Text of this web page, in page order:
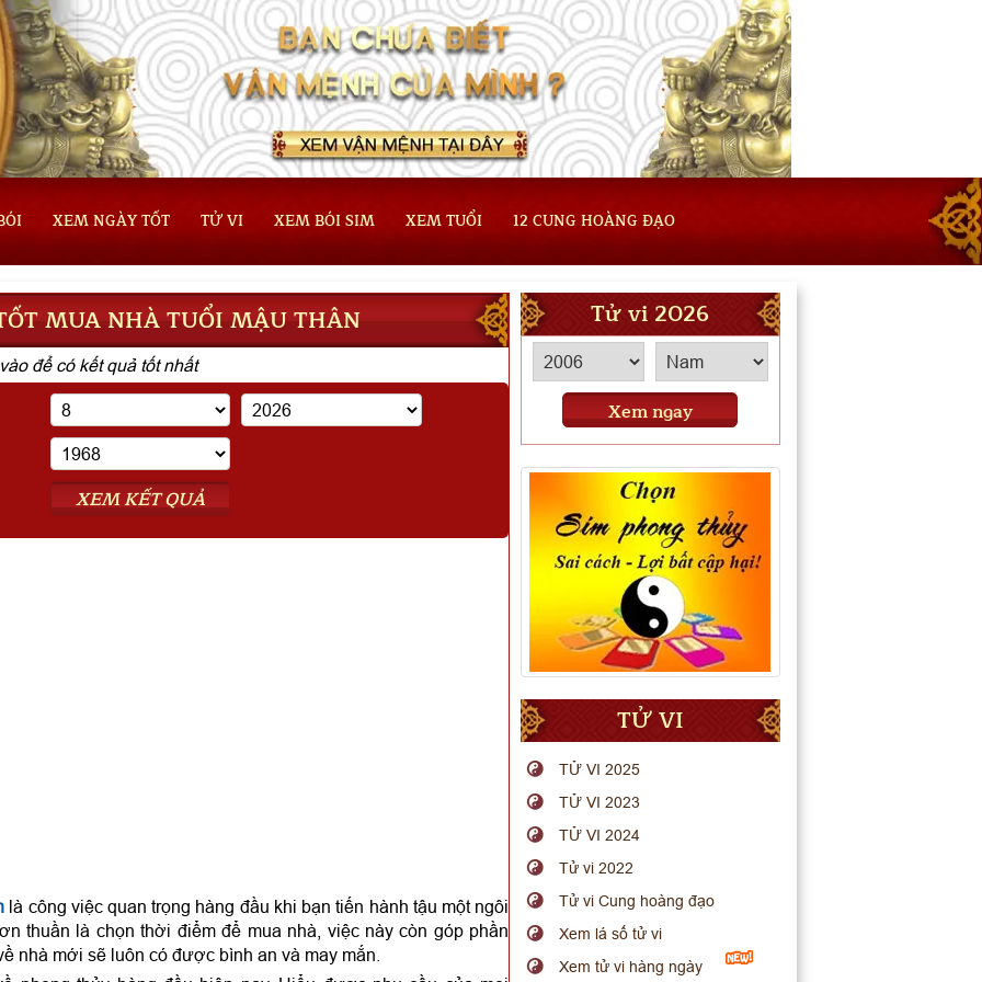
XEM NGÀY TỐT TỬ VI XEM BÓI SIM XEM TUỔI 12 CUNG HOÀNG ĐẠO
MUA NHÀ TUỔI MẬU THÂN
để có kết quả tốt nhất
XEM KẾT QUẢ
là công việc quan trọng hàng đầu khi bạn tiến hành tậu một ngôi
thuần là chọn thời điểm để mua nhà, việc này còn góp phần
nhà mới sẽ luôn có được bình an và may mắn.
Tử vi 2026
Xem ngay
TỬ VI
TỬ VI 2025
TỬ VI 2023
TỬ VI 2024
Tử vi 2022
Tử vi Cung hoàng đạo
Xem lá số tử vi
Xem tử vi hàng ngày